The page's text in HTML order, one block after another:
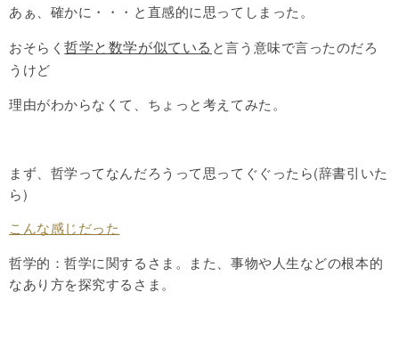
あぁ、確かに・・・と直感的に思ってしまった。
おそらく哲学と数学が似ている と言う意味で言ったのだろ
うけど
理由がわからなくて、ちょっと考えてみた。
まず、哲学ってなんだろうって思ってぐぐったら(辞書引いた
ら)
こんな感じだった
哲学的：哲学に関するさま。また、事物や人生などの根本的
なあり方を探究するさま。